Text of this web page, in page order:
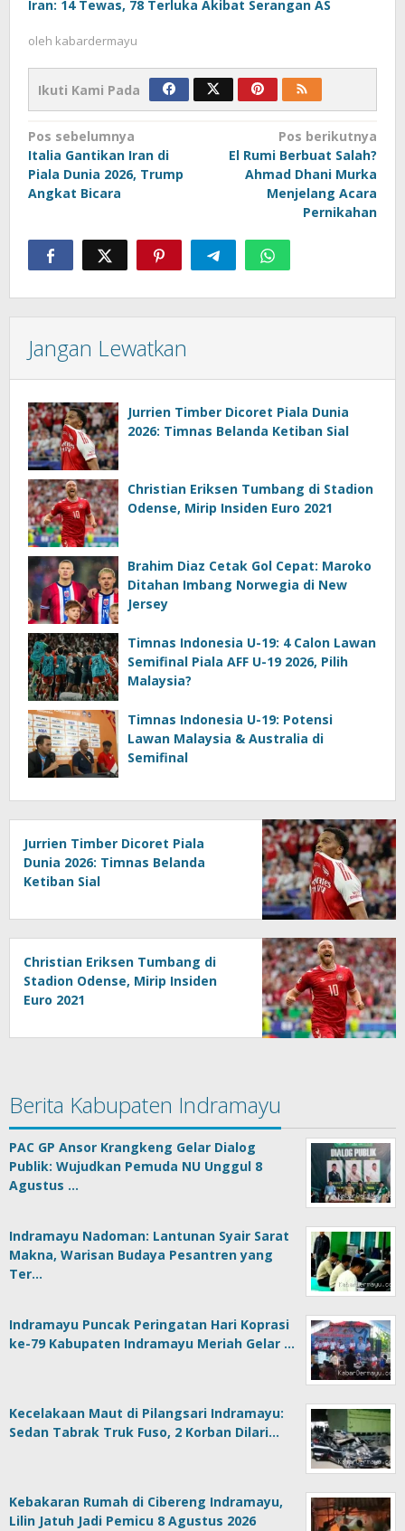
Iran: 14 Tewas, 78 Terluka Akibat Serangan AS
oleh kabardermayu
Ikuti Kami Pada
Navigasi
pos
Pos sebelumnya
Italia Gantikan Iran di
Piala Dunia 2026, Trump
Angkat Bicara
Pos berikutnya
El Rumi Berbuat Salah?
Ahmad Dhani Murka
Menjelang Acara
Pernikahan
Jangan Lewatkan
Jurrien Timber Dicoret Piala Dunia
2026: Timnas Belanda Ketiban Sial
Christian Eriksen Tumbang di Stadion
Odense, Mirip Insiden Euro 2021
Brahim Diaz Cetak Gol Cepat: Maroko
Ditahan Imbang Norwegia di New
Jersey
Timnas Indonesia U-19: 4 Calon Lawan
Semifinal Piala AFF U-19 2026, Pilih
Malaysia?
Timnas Indonesia U-19: Potensi
Lawan Malaysia & Australia di
Semifinal
Jurrien Timber Dicoret Piala
Dunia 2026: Timnas Belanda
Ketiban Sial
Christian Eriksen Tumbang di
Stadion Odense, Mirip Insiden
Euro 2021
Berita Kabupaten Indramayu
PAC GP Ansor Krangkeng Gelar Dialog
Publik: Wujudkan Pemuda NU Unggul 8
Agustus …
Indramayu Nadoman: Lantunan Syair Sarat
Makna, Warisan Budaya Pesantren yang
Ter…
Indramayu Puncak Peringatan Hari Koprasi
ke-79 Kabupaten Indramayu Meriah Gelar …
Kecelakaan Maut di Pilangsari Indramayu:
Sedan Tabrak Truk Fuso, 2 Korban Dilari…
Kebakaran Rumah di Cibereng Indramayu,
Lilin Jatuh Jadi Pemicu 8 Agustus 2026